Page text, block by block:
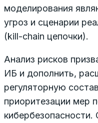
моделирования
угроз и сценарии
(kill-chain цепочки).
Анализ рисков
ИБ и дополнить,
регуляторную
приоритезации мер
кибербезопасности.